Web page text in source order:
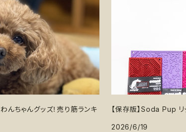
んちゃんグッズ！売り筋ランキ
【保存版】Soda Pup
2026/6/19